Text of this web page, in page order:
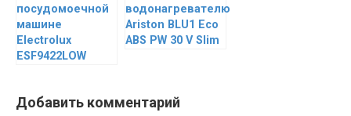
посудомоечной
машине
Electrolux
ESF9422LOW
водонагревателю
Ariston BLU1 Eco
ABS PW 30 V Slim
Добавить комментарий